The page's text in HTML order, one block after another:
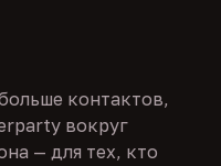
контактов,
вокруг
— для тех, кто